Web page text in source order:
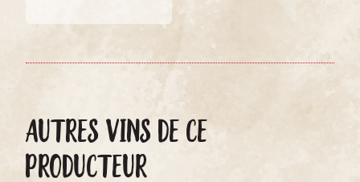
AUTRES VINS DE CE
PRODUCTEUR